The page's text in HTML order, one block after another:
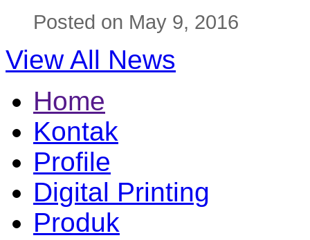
Posted on May 9, 2016
View All News
Home
Kontak
Profile
Digital Printing
Produk